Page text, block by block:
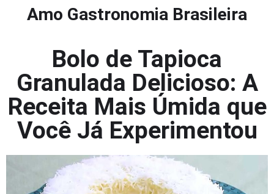
Amo Gastronomia Brasileira
Bolo de Tapioca
Granulada Delicioso: A
Receita Mais Úmida que
Você Já Experimentou